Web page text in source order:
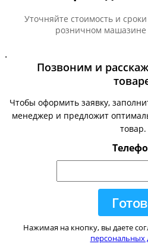
Уточняйте стоимость и
розничном машазине
.
Позвоним и
Чтобы оформить заявку,
менеджер и предложит
товар.
Нажимая на кнопку, вы даете
персональных